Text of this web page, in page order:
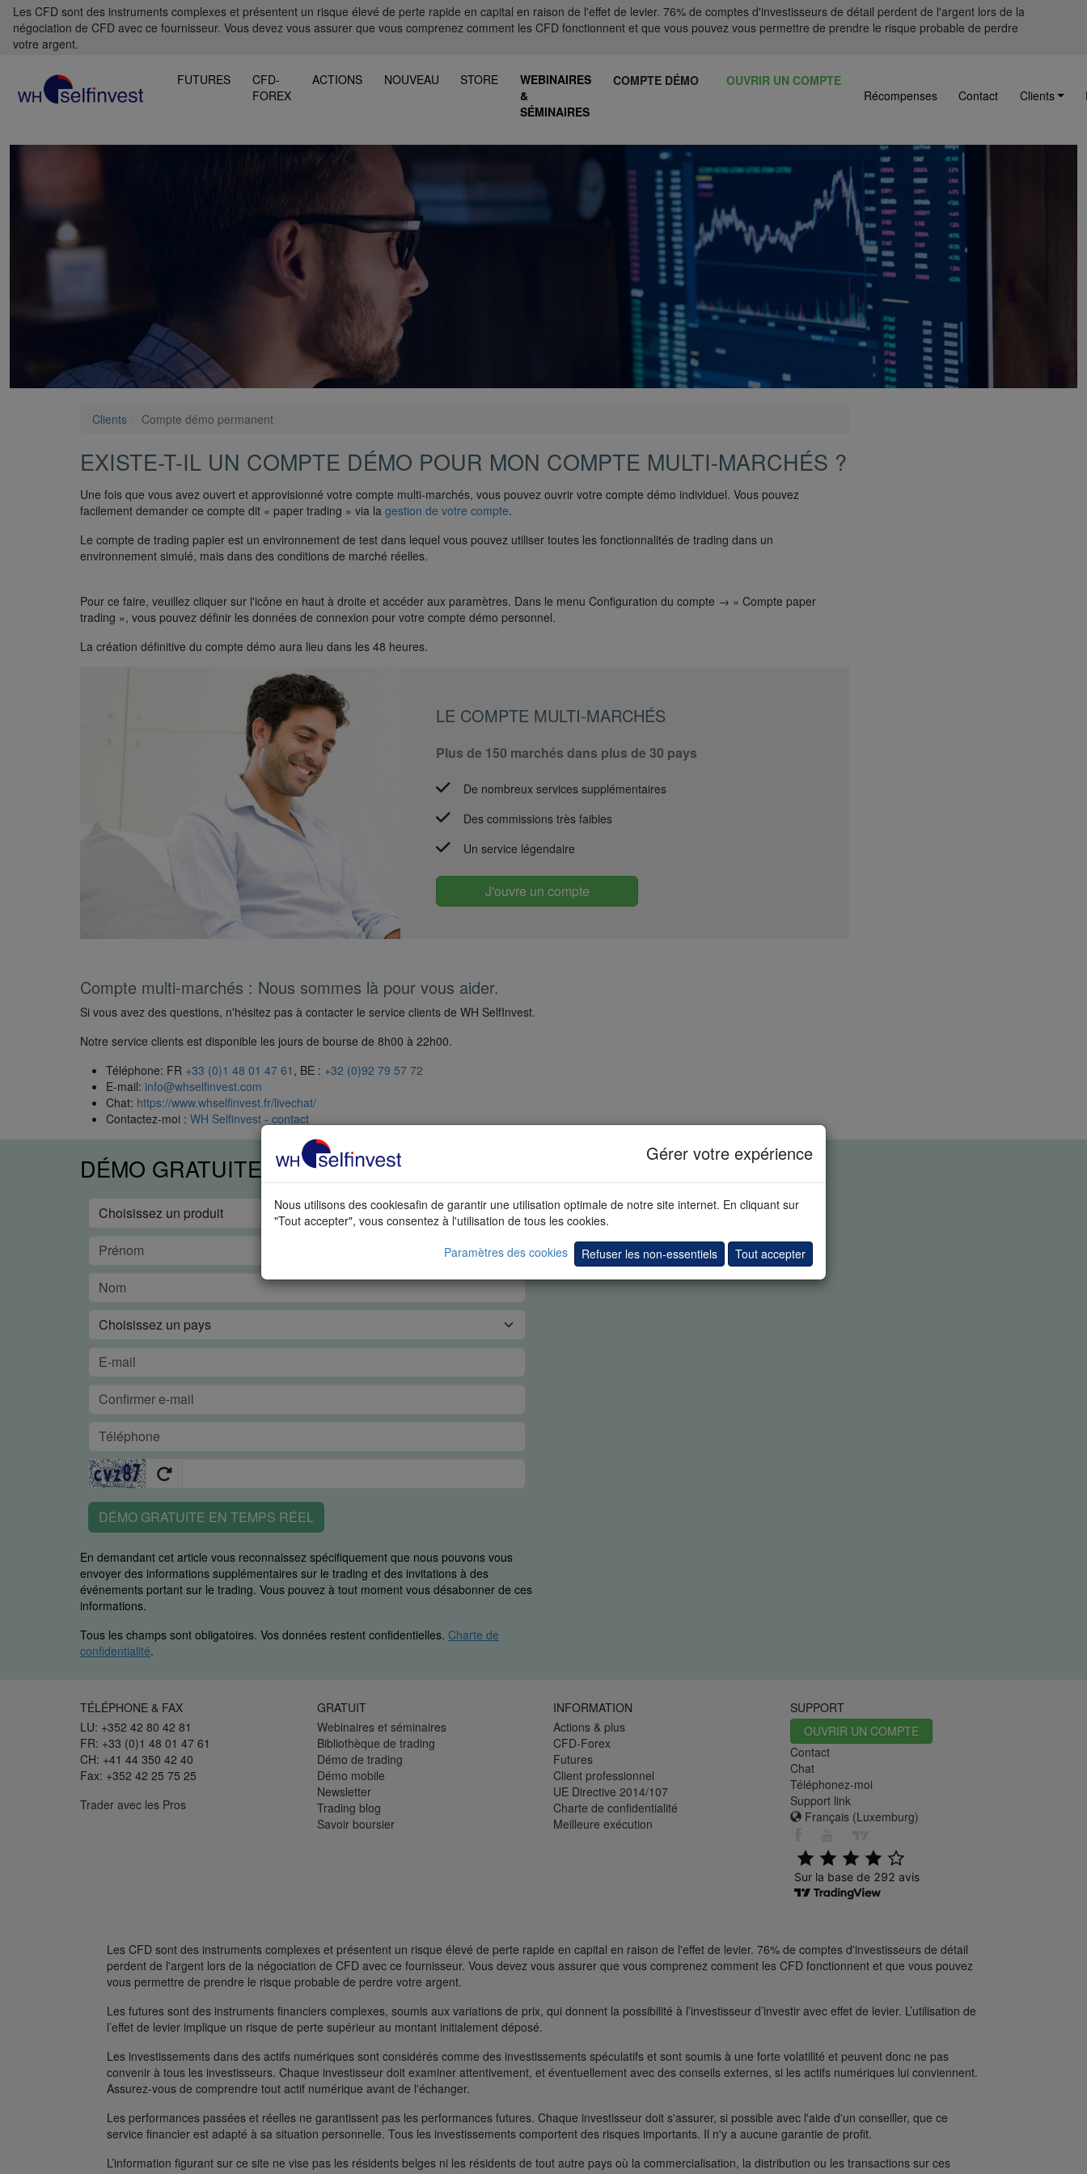
Les CFD sont des instruments complexes et présentent un risque élevé de perte rapide en capital en raison de l'effet de levier. 76% de comptes d'investisseurs de détail perdent de l'argent lors de la
négociation de CFD avec ce fournisseur. Vous devez vous assurer que vous comprenez comment les CFD fonctionnent et que vous pouvez vous permettre de prendre le risque probable de perdre
votre argent.
FUTURES
CFD-
FOREX
ACTIONS NOUVEAU STORE
WEBINAIRES
&
SÉMINAIRES
COMPTE DÉMO
OUVRIR UN COMPTE
Récompenses
Contact Clients
Clients Compte démo permanent
EXISTE-T-IL UN COMPTE DÉMO POUR MON COMPTE MULTI-MARCHÉS ?
Une fois que vous avez ouvert et approvisionné votre compte multi-marchés, vous pouvez ouvrir votre compte démo individuel. Vous pouvez
facilement demander ce compte dit « paper trading » via la gestion de votre compte.
Le compte de trading papier est un environnement de test dans lequel vous pouvez utiliser toutes les fonctionnalités de trading dans un
environnement simulé, mais dans des conditions de marché réelles.
Pour ce faire, veuillez cliquer sur l'icône en haut à droite et accéder aux paramètres. Dans le menu Configuration du compte → « Compte paper
trading », vous pouvez définir les données de connexion pour votre compte démo personnel.
La création définitive du compte démo aura lieu dans les 48 heures.
LE COMPTE MULTI-MARCHÉS
Plus de 150 marchés dans plus de 30 pays
De nombreux services supplémentaires
Des commissions très faibles
Un service légendaire
J'ouvre un compte
Compte multi-marchés : Nous sommes là pour vous aider.
Si vous avez des questions, n'hésitez pas à contacter le service clients de WH SelfInvest.
Notre service clients est disponible les jours de bourse de 8h00 à 22h00.
Téléphone: FR +33 (0)1 48 01 47 61 , BE : +32 (0)92 79 57 72
E-mail: info@whselfinvest.com
Chat: https://www.whselfinvest.fr/livechat/
Contactez-moi : WH Selfinvest - contact
Gérer votre expérience
Nous utilisons des cookiesafin de garantir une utilisation optimale de notre site internet. En cliquant sur
"Tout accepter", vous consentez à l'utilisation de tous les cookies.
Paramètres des cookies
Refuser les non-essentiels Tout accepter
DÉMO GRATUITE EN TEMPS RÉEL
DÉMO GRATUITE EN TEMPS RÉEL
En demandant cet article vous reconnaissez spécifiquement que nous pouvons vous
envoyer des informations supplémentaires sur le trading et des invitations à des
événements portant sur le trading. Vous pouvez à tout moment vous désabonner de ces
informations.
Tous les champs sont obligatoires. Vos données restent confidentielles. Charte de
confidentialité.
TÉLÉPHONE & FAX
LU: +352 42 80 42 81
FR: +33 (0)1 48 01 47 61
CH: +41 44 350 42 40
Fax: +352 42 25 75 25
Trader avec les Pros
GRATUIT
Webinaires et séminaires
Bibliothèque de trading
Démo de trading
Démo mobile
Newsletter
Trading blog
Savoir boursier
INFORMATION
Actions & plus
CFD-Forex
Futures
Client professionnel
UE Directive 2014/107
Charte de confidentialité
Meilleure exécution
SUPPORT
OUVRIR UN COMPTE
Contact
Chat
Téléphonez-moi
Support link
Français (Luxemburg)
Les CFD sont des instruments complexes et présentent un risque élevé de perte rapide en capital en raison de l'effet de levier. 76% de comptes d'investisseurs de détail
perdent de l'argent lors de la négociation de CFD avec ce fournisseur. Vous devez vous assurer que vous comprenez comment les CFD fonctionnent et que vous pouvez
vous permettre de prendre le risque probable de perdre votre argent.
Les futures sont des instruments financiers complexes, soumis aux variations de prix, qui donnent la possibilité à l’investisseur d’investir avec effet de levier. L’utilisation de
l’effet de levier implique un risque de perte supérieur au montant initialement déposé.
Les investissements dans des actifs numériques sont considérés comme des investissements spéculatifs et sont soumis à une forte volatilité et peuvent donc ne pas
convenir à tous les investisseurs. Chaque investisseur doit examiner attentivement, et éventuellement avec des conseils externes, si les actifs numériques lui conviennent.
Assurez-vous de comprendre tout actif numérique avant de l'échanger.
Les performances passées et réelles ne garantissent pas les performances futures. Chaque investisseur doit s'assurer, si possible avec l'aide d'un conseiller, que ce
service financier est adapté à sa situation personnelle. Tous les investissements comportent des risques importants. Il n'y a aucune garantie de profit.
L’information figurant sur ce site ne vise pas les résidents belges ni les résidents de tout autre pays où la commercialisation, la distribution ou les transactions sur ces